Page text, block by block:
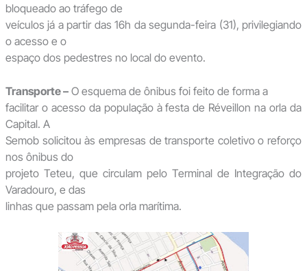
bloqueado ao tráfego de
veículos já a partir das 16h da segunda-feira (31), privilegiando
o acesso e o
espaço dos pedestres no local do evento.
Transporte –O esquema de ônibus foi feito de forma a
facilitar o acesso da população à festa de Réveillon na orla da
Capital. A
Semob solicitou às empresas de transporte coletivo o reforço
nos ônibus do
projeto Teteu, que circulam pelo Terminal de Integração do
Varadouro, e das
linhas que passam pela orla marítima.